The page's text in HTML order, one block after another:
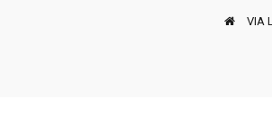
VIA